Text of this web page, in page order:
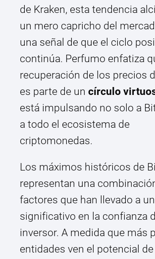
de Kraken, esta tendencia
un mero capricho del
una señal de que el ciclo
continúa. Perfumo enfatiza
recuperación de los precios
es parte de un círculo
está impulsando no solo a
a todo el ecosistema de
criptomonedas.
Los máximos históricos de
representan una
factores que han llevado a
significativo en la confianza
inversor. A medida que más
entidades ven el potencial